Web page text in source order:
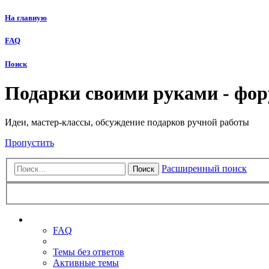
На главную
FAQ
Поиск
Подарки своими руками -
Идеи, мастер-классы, обсуждение подарков ручной работы
Пропустить
Поиск Расширенный поиск
FAQ
Темы без ответов
Активные темы